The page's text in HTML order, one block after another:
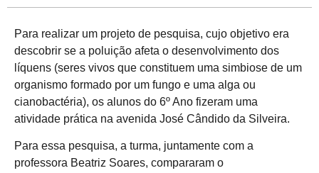
Para realizar um projeto de pesquisa, cujo objetivo era
descobrir se a poluição afeta o desenvolvimento dos
líquens (seres vivos que constituem uma simbiose de um
organismo formado por um fungo e uma alga ou
cianobactéria), os alunos do 6º Ano fizeram uma
atividade prática na avenida José Cândido da Silveira.
Para essa pesquisa, a turma, juntamente com a
professora Beatriz Soares, compararam o